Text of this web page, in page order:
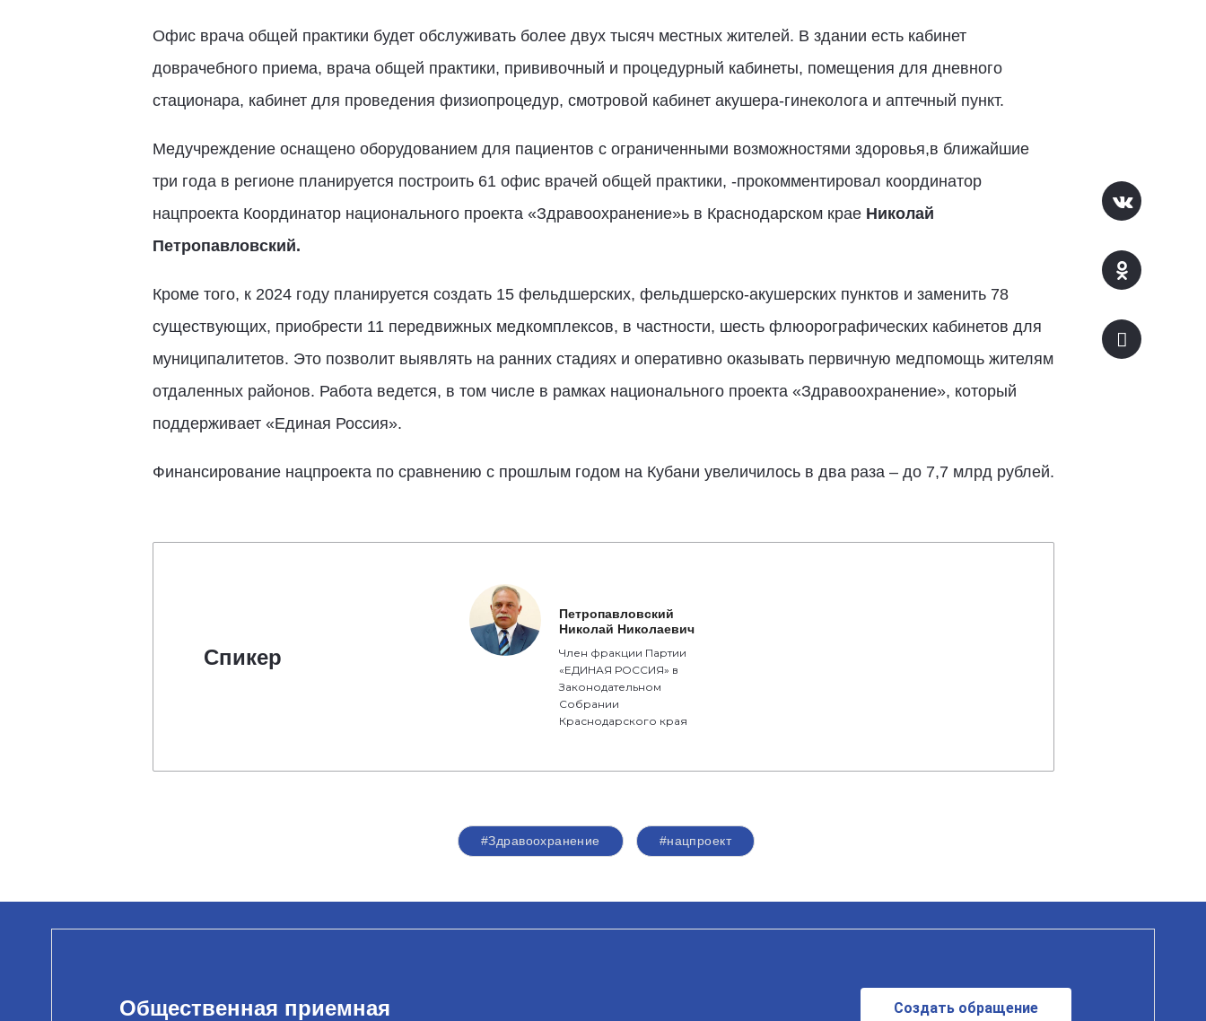
Офис врача общей практики будет обслуживать более двух тысяч местных жителей. В здании есть кабинет
доврачебного приема, врача общей практики, прививочный и процедурный кабинеты, помещения для дневного
стационара, кабинет для проведения физиопроцедур, смотровой кабинет акушера-гинеколога и аптечный пункт.
Медучреждение оснащено оборудованием для пациентов с ограниченными возможностями здоровья,в ближайшие
три года в регионе планируется построить 61 офис врачей общей практики, -прокомментировал координатор
нацпроекта Координатор национального проекта «Здравоохранение»ь в Краснодарском крае Николай
Петропавловский.
Кроме того, к 2024 году планируется создать 15 фельдшерских, фельдшерско-акушерских пунктов и заменить 78
существующих, приобрести 11 передвижных медкомплексов, в частности, шесть флюорографических кабинетов для
муниципалитетов. Это позволит выявлять на ранних стадиях и оперативно оказывать первичную медпомощь жителям
отдаленных районов. Работа ведется, в том числе в рамках национального проекта «Здравоохранение», который
поддерживает «Единая Россия».
Финансирование нацпроекта по сравнению с прошлым годом на Кубани увеличилось в два раза – до 7,7 млрд рублей.
Спикер
Петропавловский
Николай Николаевич
Член фракции Партии
«ЕДИНАЯ РОССИЯ» в
Законодательном
Собрании
Краснодарского края
#Здравоохранение #нацпроект
Общественная приемная Создать обращение